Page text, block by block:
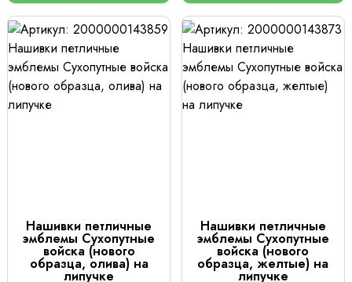
Нашивки петличные
эмблемы Сухопутные
войска (нового
образца, олива) на
липучке
Нашивки петличные
эмблемы Сухопутные
войска (нового
образца, желтые) на
липучке